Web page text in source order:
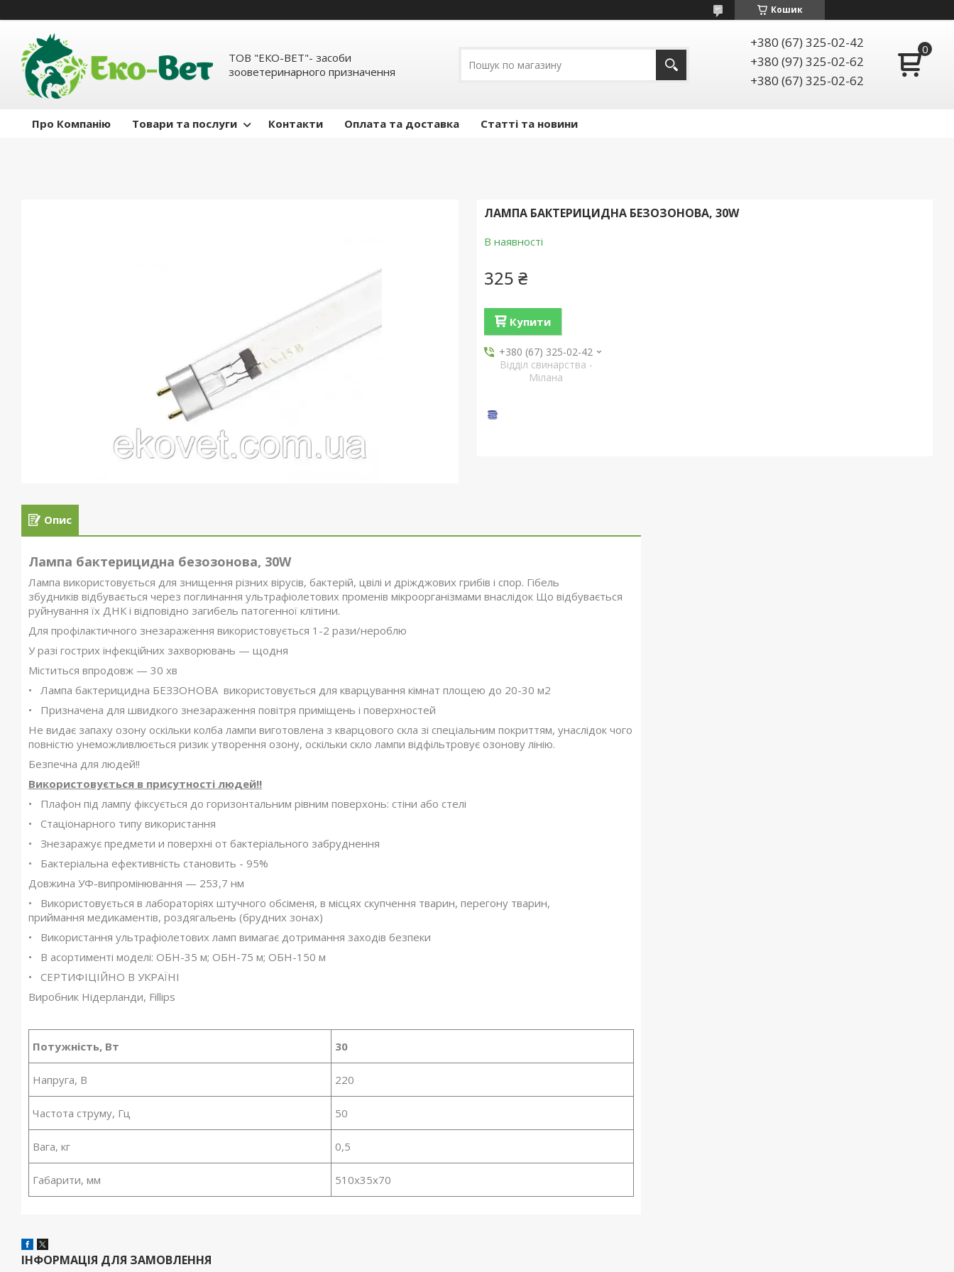
Кошик
ТОВ "ЕКО-ВЕТ"- засоби
зооветеринарного призначення
+380 (67) 325-02-42
+380 (97) 325-02-62
+380 (67) 325-02-62
Про Компанію Товари та послуги Контакти Оплата та доставка Статті та новини
ЛАМПА БАКТЕРИЦИДНА БЕЗОЗОНОВА, 30W
В наявності
325 ₴
Купити
+380 (67) 325-02-42
Відділ свинарства -
Мілана
Опис
Лампа бактерицидна безозонова, 30W
Лампа використовується для знищення різних вірусів, бактерій, цвілі и дріжджових грибів і спор. Гібель
збудників відбувається через поглинання ультрафіолетових променів мікроорганізмами внаслідок Що відбувається
руйнування їх ДНК і відповідно загибель патогенної клітини.
Для профілактичного знезараження використовується 1-2 рази/нероблю
У разі гострих інфекційних захворювань — щодня
Міститься впродовж — 30 хв
• Лампа бактерицидна БЕЗЗОНОВА використовується для кварцування кімнат площею до 20-30 м2
• Призначена для швидкого знезараження повітря приміщень і поверхностей
Не видає запаху озону оскільки колба лампи виготовлена з кварцового скла зі спеціальним покриттям, унаслідок чого
повністю унеможливлюється ризик утворення озону, оскільки скло лампи відфільтровує озонову лінію.
Безпечна для людей!!
Використовується в присутності людей!!
• Плафон під лампу фіксується до горизонтальним рівним поверхонь: стіни або стелі
• Стаціонарного типу використання
• Знезаражує предмети и поверхні от бактеріального забруднення
• Бактеріальна ефективність становить - 95%
Довжина УФ-випромінювання — 253,7 нм
• Використовується в лабораторіях штучного обсіменя, в місцях скупчення тварин, перегону тварин,
приймання медикаментів, роздягальень (брудних зонах)
• Використання ультрафіолетових ламп вимагає дотримання заходів безпеки
• В асортименті моделі: ОБН-35 м; ОБН-75 м; ОБН-150 м
• СЕРТИФІЦІЙНО В УКРАЇНІ
Виробник Нідерланди, Fillips
Потужність, Вт 30
Напруга, В 220
Частота струму, Гц 50
Вага, кг 0,5
Габарити, мм 510х35х70
ІНФОРМАЦІЯ ДЛЯ ЗАМОВЛЕННЯ